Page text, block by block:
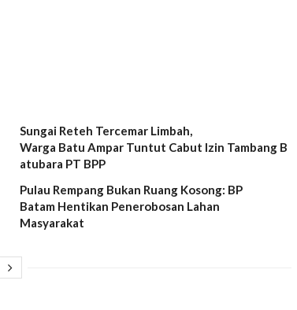
Sungai Reteh Tercemar Limbah,
Warga Batu Ampar Tuntut Cabut Izin Tambang B
atubara PT BPP
Pulau Rempang Bukan Ruang Kosong: BP
Batam Hentikan Penerobosan Lahan
Masyarakat